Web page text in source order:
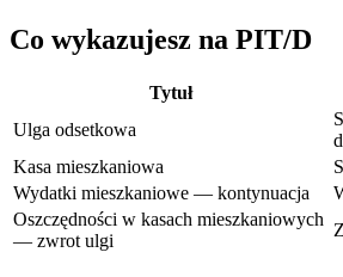
Co wykazujesz na PIT/D
Tytuł
Ulga odsetkowa
Kasa mieszkaniowa
Wydatki mieszkaniowe — kontynuacja
Oszczędności w kasach mieszkaniowych
— zwrot ulgi